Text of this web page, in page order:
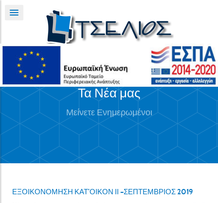
Τα Νέα μας
Μείνετε Ενημερωμένοι
ΕΞΟΙΚΟΝΟΜΗΣΗ ΚΑΤ’ΟΙΚΟΝ ΙΙ –ΣΕΠΤΕΜΒΡΙΟΣ 2019